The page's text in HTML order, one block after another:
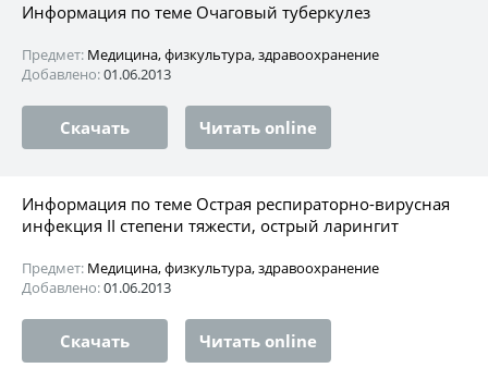
Информация по теме Очаговый туберкулез
Предмет: Медицина, физкультура, здравоохранение
Добавлено:01.06.2013
Скачать Читать online
Информация по теме Острая респираторно-вирусная
инфекция II степени тяжести, острый ларингит
Предмет: Медицина, физкультура, здравоохранение
Добавлено:01.06.2013
Скачать Читать online